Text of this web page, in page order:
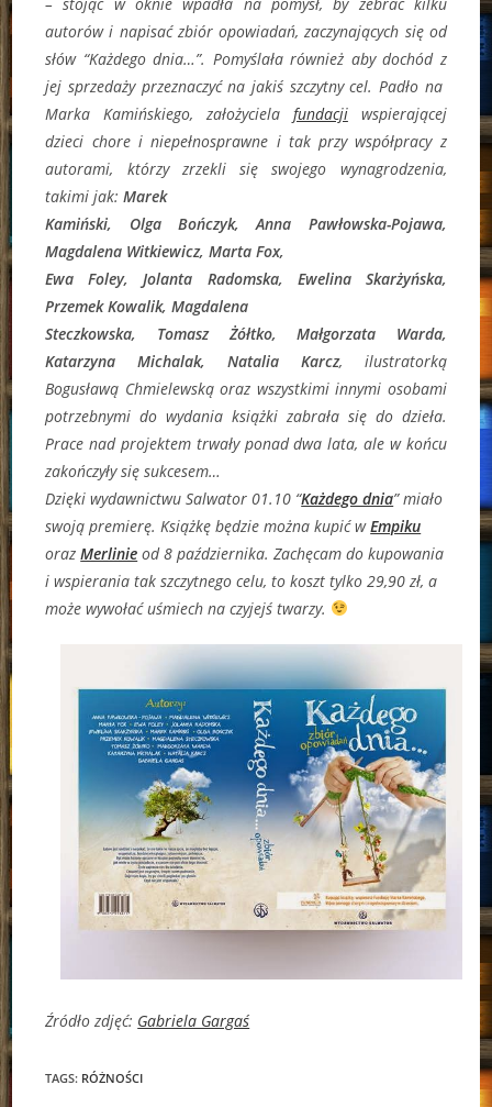
autorów i napisać zbiór opowiadań, zaczynających się od
słów “Każdego dnia…”. Pomyślała również aby dochód z
jej sprzedaży przeznaczyć na jakiś szczytny cel. Padło na
Marka Kamińskiego, założyciela fundacjiwspierającej
dzieci chore i niepełnosprawne i tak przy współpracy z
autorami, którzy zrzekli się swojego wynagrodzenia,
takimi jak:Marek
Kamiński, Olga Bończyk, Anna Pawłowska-Pojawa,
Magdalena Witkiewicz, Marta Fox,
Ewa Foley, Jolanta Radomska, Ewelina Skarżyńska,
Przemek Kowalik, Magdalena
Steczkowska, Tomasz Żółtko, Małgorzata Warda,
Katarzyna Michalak, Natalia Karcz, ilustratorką
Bogusławą Chmielewską oraz wszystkimi innymi osobami
potrzebnymi do wydania książki zabrała się do dzieła.
Prace nad projektem trwały ponad dwa lata, ale w końcu
zakończyły się sukcesem…
Dzięki wydawnictwu Salwator 01.10 “Każdego dnia” miało
swoją premierę. Książkę będzie można kupić wEmpiku
orazMerlinie od 8 października. Zachęcam do kupowania
i wspierania tak szczytnego celu, to koszt tylko 29,90 zł, a
może wywołać uśmiech na czyjejś twarzy.
Źródło zdjęć: Gabriela Gargaś
TAGS: RÓŻNOŚCI